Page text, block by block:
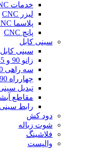
خدمات CNC
لیزر CNC
پلاسما CNC
پانچ CNC
سینی کابل
سینی کابل
زانو 90 و 45 درجه سینی کابل افقی
سه راهی 90 و 45 درجه سینی کابل
چهارراه 90 و 45 درجه سینی کابل
تبدیل
مقاطع
رابط
دود کش
شوت زباله
فلاشینگ
والپست